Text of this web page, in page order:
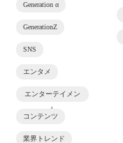
Generation α
GenerationZ
SNS
エンタメ
エンターテイメン
ト
コンテンツ
業界トレンド